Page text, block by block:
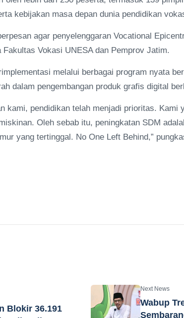
kebijakan masa depan dunia pendidikan
agar penyelenggaran Vocational
Vokasi UNESA dan Pemprov Jatim.
melalui berbagai program nyata
dalam pengembangan produk grafis digital
kami, pendidikan telah menjadi prioritas. Kami
Oleh sebab itu, peningkatan SDM
yang tertinggal. No One Left Behind,”
Blokir 36.191
Next News
Wabup